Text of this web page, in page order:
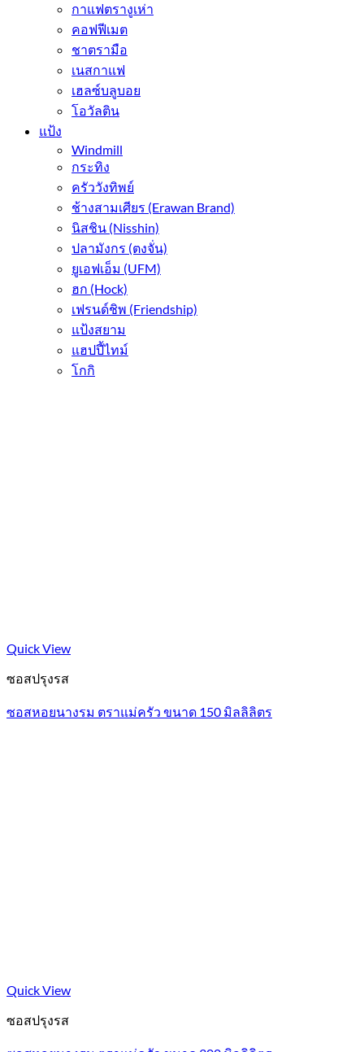
กาแฟตรางูเห่า
คอฟฟีเมต
ชาตรามือ
เนสกาแฟ
เฮลซ์บลูบอย
โอวัลติน
แป้ง
Windmill
กระทิง
ครัววังทิพย์
ช้างสามเศียร (Erawan Brand)
นิสชิน (Nisshin)
ปลามังกร (ตงจั่น)
ยูเอฟเอ็ม (UFM)
ฮก (Hock)
เฟรนด์ชิพ (Friendship)
แป้งสยาม
แฮปปี้ไทม์
โกกิ
Quick View
ซอสปรุงรส
ซอสหอยนางรม ตราแม่ครัว ขนาด 150 มิลลิลิตร
Quick View
ซอสปรุงรส